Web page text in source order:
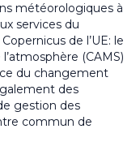
météorologiques à
services du
de l’UE: le
(CAMS)
du changement
des
gestion des
commun de